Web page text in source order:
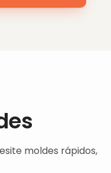
moldes rápidos,